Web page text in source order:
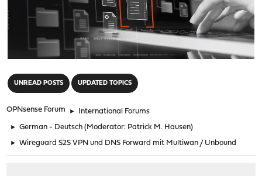
UNREAD POSTS UPDATED TOPICS
OPNsense Forum ► International Forums
► German - Deutsch (Moderator: Patrick M. Hausen)
► Wireguard S2S VPN und DNS Forward mit Multiwan / Unbound